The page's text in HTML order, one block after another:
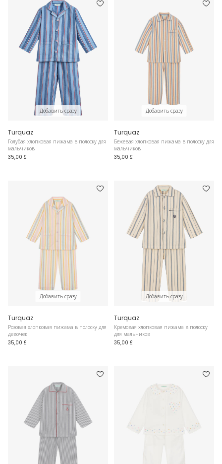
Добавить сразу
Turquaz
Голубая хлопковая пижама в полоску для
мальчиков
35,00 £
Добавить сразу
Turquaz
Бежевая хлопковая пижама в полоску для
мальчиков
35,00 £
Добавить сразу
Turquaz
Розовая хлопковая пижама в полоску для
девочек
35,00 £
Добавить сразу
Turquaz
Кремовая хлопковая пижама в полоску
для мальчиков
35,00 £